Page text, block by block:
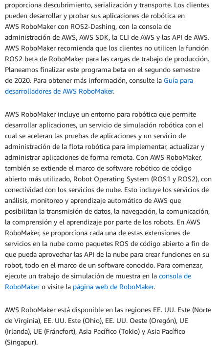
proporciona descubrimiento, serialización y transporte. Los clientes
pueden desarrollar y probar sus aplicaciones de robótica en
AWS RoboMaker con ROS2-Dashing, con la consola de
administración de AWS, AWS SDK, la CLI de AWS y las API de AWS.
AWS RoboMaker recomienda que los clientes no utilicen la función
ROS2 beta de RoboMaker para las cargas de trabajo de producción.
Planeamos finalizar este programa beta en el segundo semestre
de 2020. Para obtener más información, consulte la Guía para
desarrolladores de AWS RoboMaker.
AWS RoboMaker incluye un entorno para robótica que permite
desarrollar aplicaciones, un servicio de simulación robótica con el
cual se aceleran las pruebas de aplicaciones y un servicio de
administración de la flota robótica para implementar, actualizar y
administrar aplicaciones de forma remota. Con AWS RoboMaker,
también se extiende el marco de software robótico de código
abierto más utilizado, Robot Operating System (ROS1 y ROS2), con
conectividad con los servicios de nube. Esto incluye los servicios de
análisis, monitoreo y aprendizaje automático de AWS que
posibilitan la transmisión de datos, la navegación, la comunicación,
la comprensión y el aprendizaje por parte de los robots. En AWS
RoboMaker, se proporciona cada una de estas extensiones de
servicios en la nube como paquetes ROS de código abierto a fin de
que pueda aprovechar las API de la nube para crear funciones en su
robot, todo en el marco de un software conocido. Para comenzar,
ejecute un trabajo de simulación de muestra en la consola de
RoboMakero visite la página web de RoboMaker.
AWS RoboMaker está disponible en las regiones EE. UU. Este (Norte
de Virginia), EE. UU. Este (Ohio), EE. UU. Oeste (Oregón), UE
(Irlanda), UE (Fráncfort), Asia Pacífico (Tokio) y Asia Pacífico
(Singapur).